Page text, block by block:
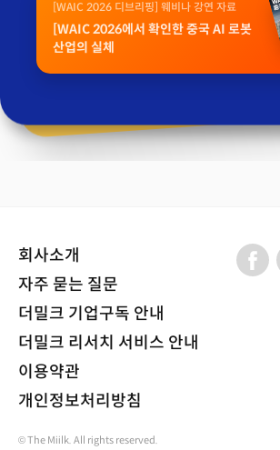
[WAIC 2026 디브리핑] 웨비나 강연 자료
[WAIC 2026에서 확인한 중국 AI 로봇
산업의 실체
회사소개
자주 묻는 질문
더밀크 기업구독 안내
더밀크 리서치 서비스 안내
이용약관
개인정보처리방침
© The Miilk. All rights reserved.